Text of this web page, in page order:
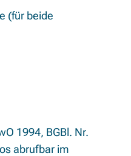
(für beide
1994, BGBl. Nr.
abrufbar im